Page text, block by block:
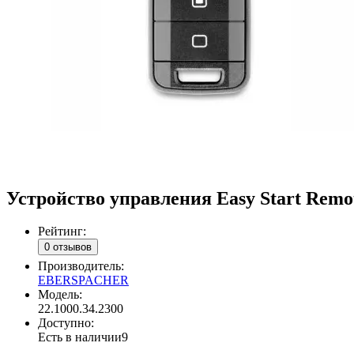
Устройство управления Easy Start
Рейтинг:
0 отзывов
Производитель:
EBERSPACHER
Модель:
22.1000.34.2300
Доступно:
Есть в наличии9